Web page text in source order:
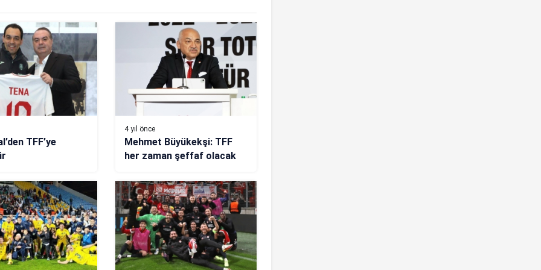
TFF’ye
4 yıl önce
Mehmet Büyükekşi: TFF
her zaman şeffaf olacak